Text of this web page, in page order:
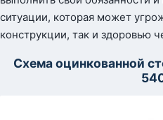
ситуации, которая может
конструкции, так и здоровью
Схема оцинкованной